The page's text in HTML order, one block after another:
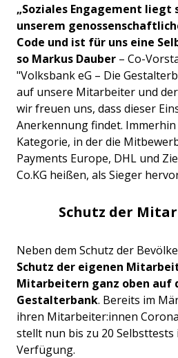
„Soziales Engagement liegt
unserem
Code und ist für uns eine
so Markus Dauber – Co-
"Volksbank eG – Die
auf unsere Mitarbeiter und
wir freuen uns, dass dieser
Anerkennung findet.
Kategorie, in der die
Payments Europe, DHL und
Co.KG heißen, als Sieger
Schutz der
Neben dem Schutz der
Schutz der eigenen
Mitarbeitern ganz oben auf
Gestalterbank. Bereits im
ihren Mitarbeiter:innen
stellt nun bis zu 20
Verfügung.